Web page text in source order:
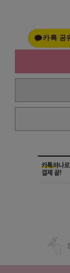
카톡 공